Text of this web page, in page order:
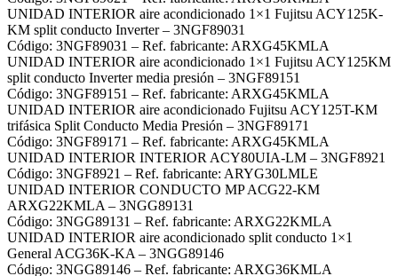
UNIDAD INTERIOR aire acondicionado 1×1 Fujitsu ACY125K-
KM split conducto Inverter – 3NGF89031
Código: 3NGF89031 – Ref. fabricante: ARXG45KMLA
UNIDAD INTERIOR aire acondicionado 1×1 Fujitsu ACY125KM
split conducto Inverter media presión – 3NGF89151
Código: 3NGF89151 – Ref. fabricante: ARXG45KMLA
UNIDAD INTERIOR aire acondicionado Fujitsu ACY125T-KM
trifásica Split Conducto Media Presión – 3NGF89171
Código: 3NGF89171 – Ref. fabricante: ARXG45KMLA
UNIDAD INTERIOR INTERIOR ACY80UIA-LM – 3NGF8921
Código: 3NGF8921 – Ref. fabricante: ARYG30LMLE
UNIDAD INTERIOR CONDUCTO MP ACG22-KM
ARXG22KMLA – 3NGG89131
Código: 3NGG89131 – Ref. fabricante: ARXG22KMLA
UNIDAD INTERIOR aire acondicionado split conducto 1×1
General ACG36K-KA – 3NGG89146
Código: 3NGG89146 – Ref. fabricante: ARXG36KMLA